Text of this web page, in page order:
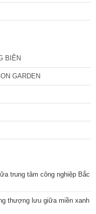
BIÊN
GARDEN
trung tâm công nghiệp Bắc
thượng lưu giữa miền xanh